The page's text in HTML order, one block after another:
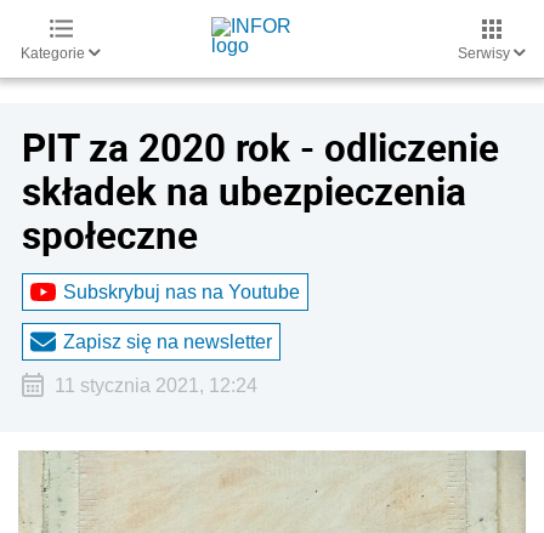
Kategorie Serwisy
PIT za 2020 rok - odliczenie
składek na ubezpieczenia
społeczne
Subskrybuj nas na Youtube
Zapisz się na newsletter
11 stycznia 2021, 12:24